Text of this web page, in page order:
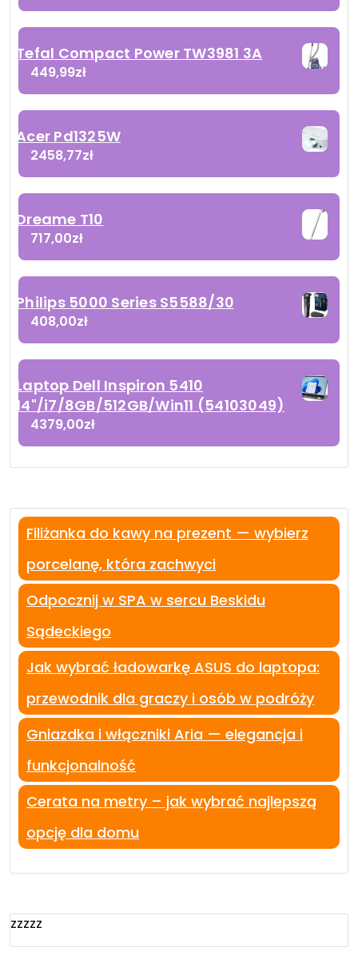
Tefal Compact Power TW3981 3A
449,99zł
Acer Pd1325W
2458,77zł
Dreame T10
717,00zł
Philips 5000 Series S5588/30
408,00zł
Laptop Dell Inspiron 5410
14"/i7/8GB/512GB/Win11 (54103049)
4379,00zł
Filiżanka do kawy na prezent — wybierz
porcelanę, która zachwyci
Odpocznij w SPA w sercu Beskidu
Sądeckiego
Jak wybrać ładowarkę ASUS do laptopa:
przewodnik dla graczy i osób w podróży
Gniazdka i włączniki Aria — elegancja i
funkcjonalność
Cerata na metry – jak wybrać najlepszą
opcję dla domu
zzzzz